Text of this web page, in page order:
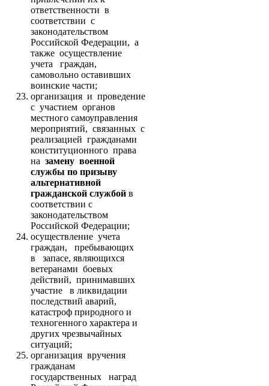
ответственности в
соответствии с
законодательством
Российской Федерации, а
также осуществление
учета граждан,
самовольно оставивших
воинские части;
организация и проведение
с участием органов
местного самоуправления
мероприятий, связанных с
реализацией гражданами
конституционного права
на замену военной
службы по призыву
альтернативной
гражданской службой в
соответствии с
законодательством
Российской Федерации;
осуществление учета
граждан, пребывающих
в запасе, являющихся
ветеранами боевых
действий, принимавших
участие в ликвидации
последствий аварий,
катастроф природного и
техногенного характера и
других чрезвычайных
ситуаций;
организация вручения
гражданам
государственных наград